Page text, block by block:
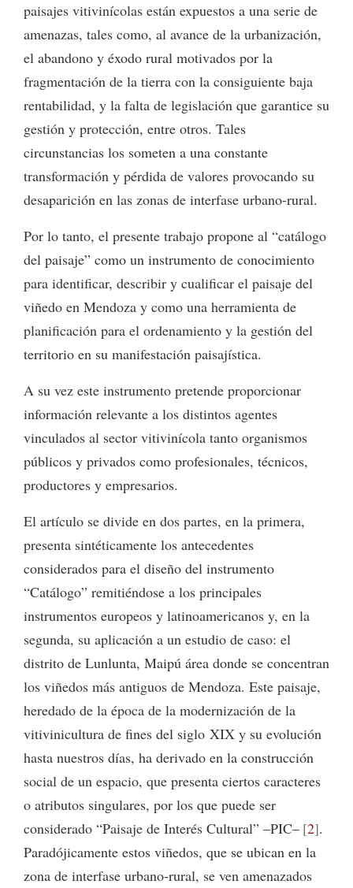
paisajes vitivinícolas están expuestos a una serie de
amenazas, tales como, al avance de la urbanización,
el abandono y éxodo rural motivados por la
fragmentación de la tierra con la consiguiente baja
rentabilidad, y la falta de legislación que garantice su
gestión y protección, entre otros. Tales
circunstancias los someten a una constante
transformación y pérdida de valores provocando su
desaparición en las zonas de interfase urbano-rural.
Por lo tanto, el presente trabajo propone al “catálogo
del paisaje” como un instrumento de conocimiento
para identificar, describir y cualificar el paisaje del
viñedo en Mendoza y como una herramienta de
planificación para el ordenamiento y la gestión del
territorio en su manifestación paisajística.
A su vez este instrumento pretende proporcionar
información relevante a los distintos agentes
vinculados al sector vitivinícola tanto organismos
públicos y privados como profesionales, técnicos,
productores y empresarios.
El artículo se divide en dos partes, en la primera,
presenta sintéticamente los antecedentes
considerados para el diseño del instrumento
“Catálogo” remitiéndose a los principales
instrumentos europeos y latinoamericanos y, en la
segunda, su aplicación a un estudio de caso: el
distrito de Lunlunta, Maipú área donde se concentran
los viñedos más antiguos de Mendoza. Este paisaje,
heredado de la época de la modernización de la
vitivinicultura de fines del siglo XIX y su evolución
hasta nuestros días, ha derivado en la construcción
social de un espacio, que presenta ciertos caracteres
o atributos singulares, por los que puede ser
considerado “Paisaje de Interés Cultural” –PIC– 2 .
Paradójicamente estos viñedos, que se ubican en la
zona de interfase urbano-rural, se ven amenazados